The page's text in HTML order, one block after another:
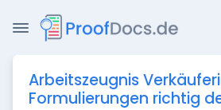
Arbeitszeugnis
Formulierungen richtig